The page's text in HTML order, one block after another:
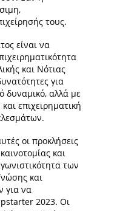
τους.
είναι να
και Νότιας
για
δυναμικό, αλλά με
επιχειρηματική
οι προκλήσεις
και
των
και
για να
2023. Οι